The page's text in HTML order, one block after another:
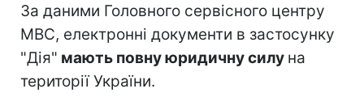
За даними Головного сервісного центру
МВС, електронні документи в застосунку
"Дія" мають повну юридичну силу на
території України.